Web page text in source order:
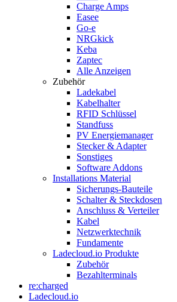
Charge Amps
Easee
Go-e
NRGkick
Keba
Zaptec
Alle Anzeigen
Zubehör
Ladekabel
Kabelhalter
RFID Schlüssel
Standfuss
PV Energiemanager
Stecker & Adapter
Sonstiges
Software Addons
Installations Material
Sicherungs-Bauteile
Schalter & Steckdosen
Anschluss & Verteiler
Kabel
Netzwerktechnik
Fundamente
Ladecloud.io Produkte
Zubehör
Bezahlterminals
re:charged
Ladecloud.io